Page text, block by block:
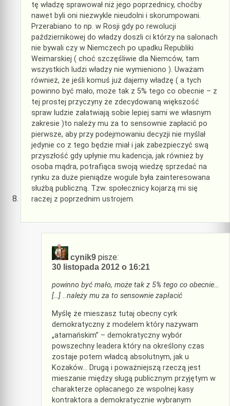
tę władzę sprawował niż jego poprzednicy, choćby
nawet byli oni niezwykle nieudolni i skorumpowani.
Przerabiano to np. w Rosji gdy po rewolucji
październikowej do władzy doszli ci którzy na salonach
nie bywali czy w Niemczech po upadku Republiki
Weimarskiej ( choć szczęśliwie dla Niemców, tam
wszystkich ludzi władzy nie wymieniono ). Uważam
również, że jeśli komuś już dajemy władzę ( a tych
powinno być mało, może tak z 5% tego co obecnie – z
tej prostej przyczyny że zdecydowaną większość
spraw ludzie załatwiają sobie lepiej sami we własnym
zakresie )to należy mu za to sensownie zapłacić po
pierwsze, aby przy podejmowaniu decyzji nie myślał
jedynie co z tego będzie miał i jak zabezpieczyć swą
przyszłość gdy upłynie mu kadencja, jak również by
osoba mądra, potrafiąca swoją wiedzę sprzedać na
rynku za duże pieniądze wogule była zainteresowana
służbą publiczną. Tzw. społecznicy kojarzą mi się
raczej z poprzednim ustrojem.
cynik9 pisze:
30 listopada 2012 o 16:21
powinno być mało, może tak z 5% tego co obecnie…
[…] ..należy mu za to sensownie zapłacić
Myślę że mieszasz tutaj obecny cyrk
demokratyczny z modelem który nazywam
„atamańskim” – demokratyczny wybór
powszechny leadera który na określony czas
zostaje potem władcą absolutnym, jak u
Kozaków… Drugą i poważniejszą rzeczą jest
mieszanie między sługą publicznym przyjętym w
charakterze opłacanego ze wspolnej kasy
kontraktora a demokratycznie wybranym